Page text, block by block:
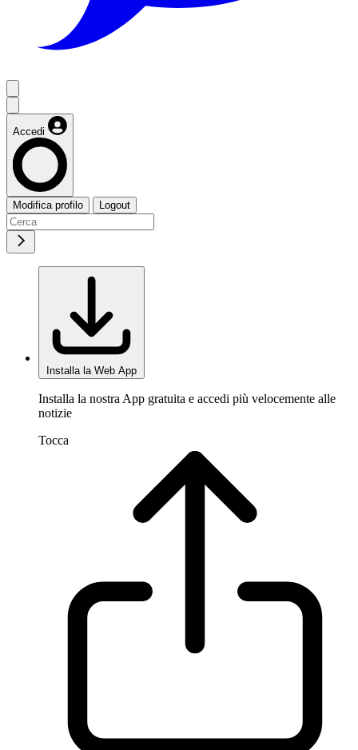
Accedi
Modifica profilo Logout
Installa la Web App
Installa la nostra App gratuita e accedi più velocemente alle
notizie
Tocca